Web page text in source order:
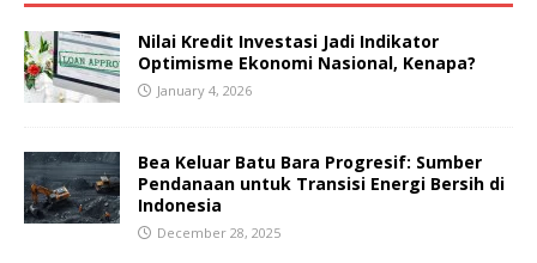
Nilai Kredit Investasi Jadi Indikator
Optimisme Ekonomi Nasional, Kenapa?
January 4, 2026
Bea Keluar Batu Bara Progresif: Sumber
Pendanaan untuk Transisi Energi Bersih di
Indonesia
December 28, 2025